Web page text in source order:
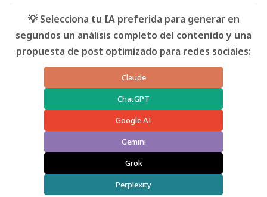
💡 Selecciona tu IA preferida para generar en
segundos un análisis completo del contenido y una
propuesta de post optimizado para redes sociales:
Claude
ChatGPT
Google AI
Gemini
Grok
Perplexity